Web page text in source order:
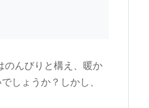
んびりと構え、暖か
しょうか？しかし、